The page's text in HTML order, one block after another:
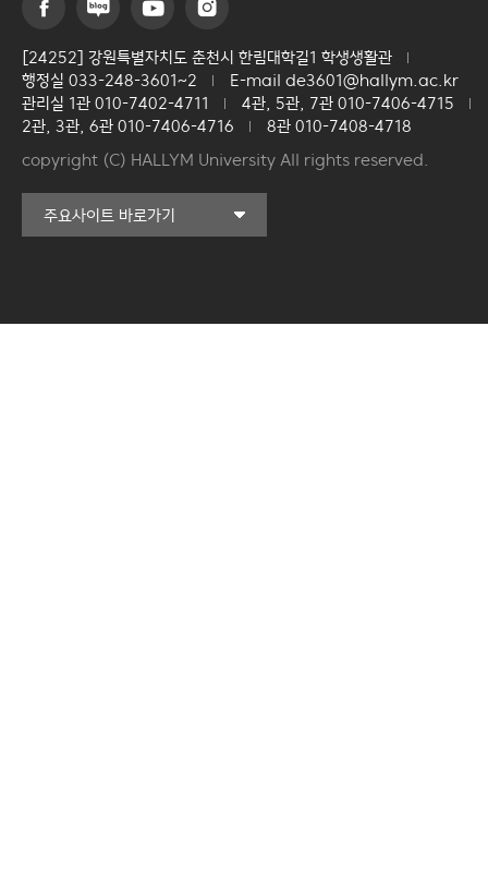
[24252] 강원특별자치도 춘천시 한림대학길1 학생생활관
행정실 033-248-3601~2
E-mail de3601@hallym.ac.kr
관리실 1관 010-7402-4711
4관, 5관, 7관 010-7406-4715
2관, 3관, 6관 010-7406-4716
8관 010-7408-4718
copyright (C) HALLYM University All rights reserved.
주요사이트 바로가기
커뮤니티교육원
국제학생증신청